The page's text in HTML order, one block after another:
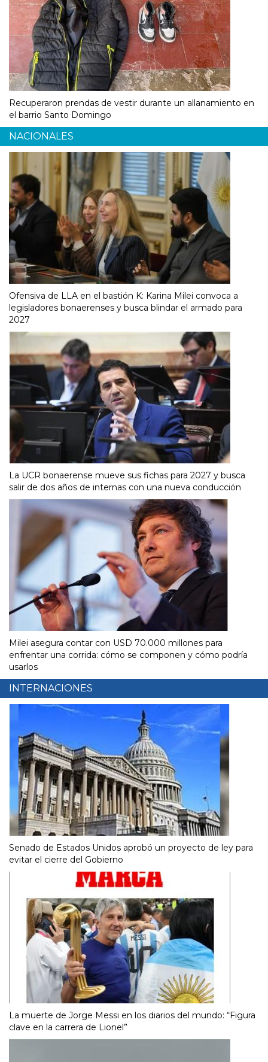
Recuperaron prendas de vestir durante un allanamiento en
el barrio Santo Domingo
NACIONALES
Ofensiva de LLA en el bastión K: Karina Milei convoca a
legisladores bonaerenses y busca blindar el armado para
2027
La UCR bonaerense mueve sus fichas para 2027 y busca
salir de dos años de internas con una nueva conducción
Milei asegura contar con USD 70.000 millones para
enfrentar una corrida: cómo se componen y cómo podría
usarlos
INTERNACIONES
Senado de Estados Unidos aprobó un proyecto de ley para
evitar el cierre del Gobierno
La muerte de Jorge Messi en los diarios del mundo: “Figura
clave en la carrera de Lionel”